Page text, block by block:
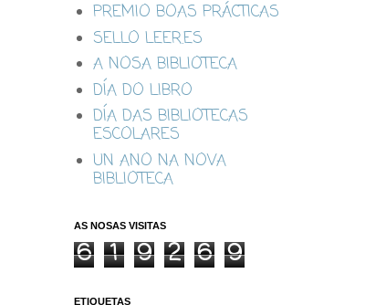
PREMIO BOAS PRÁCTICAS
SELLO LEER.ES
A NOSA BIBLIOTECA
DÍA DO LIBRO
DÍA DAS BIBLIOTECAS
ESCOLARES
UN ANO NA NOVA
BIBLIOTECA
AS NOSAS VISITAS
6 1 9 2 6 9
ETIQUETAS